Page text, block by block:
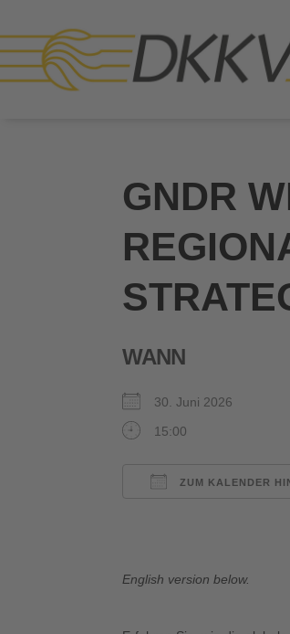
GNDR
WANN
30. Juni 2026
15:00
ZUM KALENDER
English version below.